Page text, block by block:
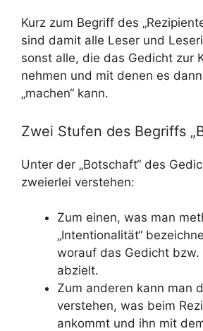
Kurz zum Begriff des
sind damit alle Leser und
sonst alle, die das Gedicht zur
nehmen und mit denen es
„machen“ kann.
Zwei Stufen des Begriffs
Unter der „Botschaft“ des
zweierlei verstehen:
Zum einen, was man
„Intentionalität“
worauf das Gedicht bzw.
abzielt.
Zum anderen kann man
verstehen, was beim
ankommt und ihn mit